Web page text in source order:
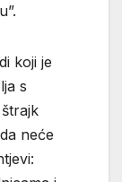
koji je
s
neće